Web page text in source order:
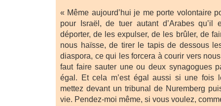
« Même aujourd’hui je me porte volontaire
pour Israël, de tuer autant d’Arabes qu’il
déporter, de les expulser, de les brûler, de
nous haïsse, de tirer le tapis de dessous
diaspora, ce qui les forcera à courir vers
faut faire sauter une ou deux synagogues
égal. Et cela m’est égal aussi si une fois
mettez devant un tribunal de Nuremberg
vie. Pendez-moi même, si vous voulez,